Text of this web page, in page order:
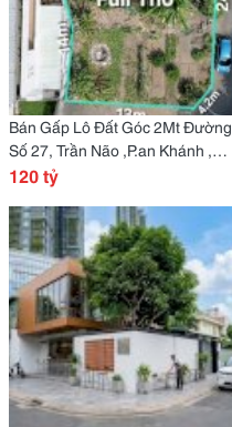
Bán Gấp Lô Đất Góc 2Mt Đường
Số 27, Trần Não ,P.an Khánh ,
Trần Não , Quận 2
120 tỷ